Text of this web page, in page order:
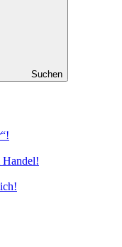
Suchen
Handel!